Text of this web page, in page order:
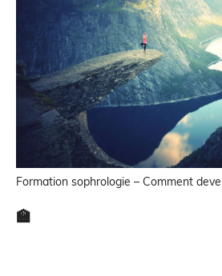
Formation sophrologie – Comment
🏫